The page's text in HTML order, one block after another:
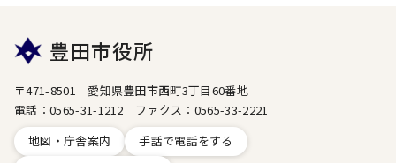
豊田市役所
〒471-8501 愛知県豊田市西町3丁目60番地
電話：0565-31-1212 ファクス：0565-33-2221
地図・庁舎案内
手話で電話をする